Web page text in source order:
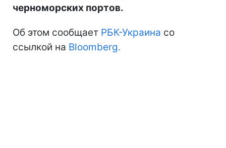
черноморских портов.
Об этом сообщает РБК-Украина со
ссылкой на Bloomberg.